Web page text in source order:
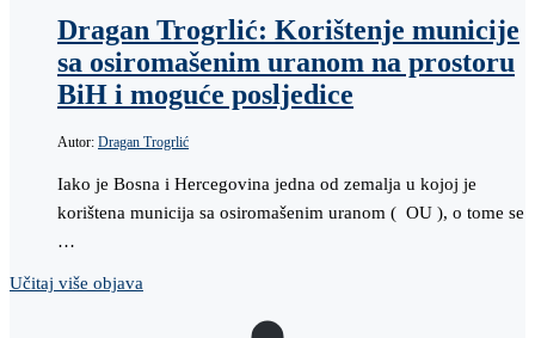
Dragan Trogrlić: Korištenje municije
sa osiromašenim uranom na prostoru
BiH i moguće posljedice
Autor: Dragan Trogrlić
Iako je Bosna i Hercegovina jedna od zemalja u kojoj je
korištena municija sa osiromašenim uranom ( OU ), o tome se
…
Učitaj više objava